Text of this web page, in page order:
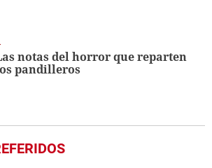
notas del horror que reparten
pandilleros